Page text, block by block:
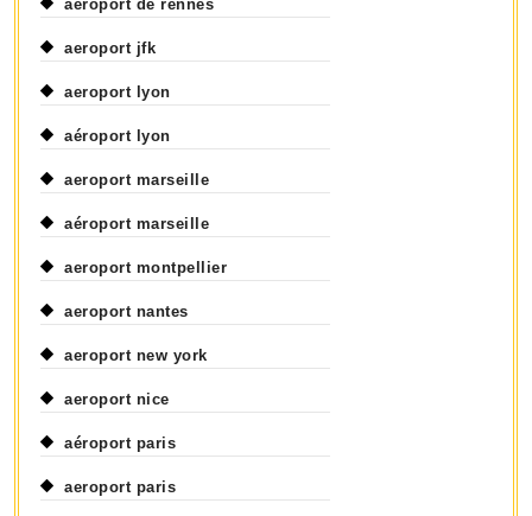
aeroport de rennes
aeroport jfk
aeroport lyon
aéroport lyon
aeroport marseille
aéroport marseille
aeroport montpellier
aeroport nantes
aeroport new york
aeroport nice
aéroport paris
aeroport paris